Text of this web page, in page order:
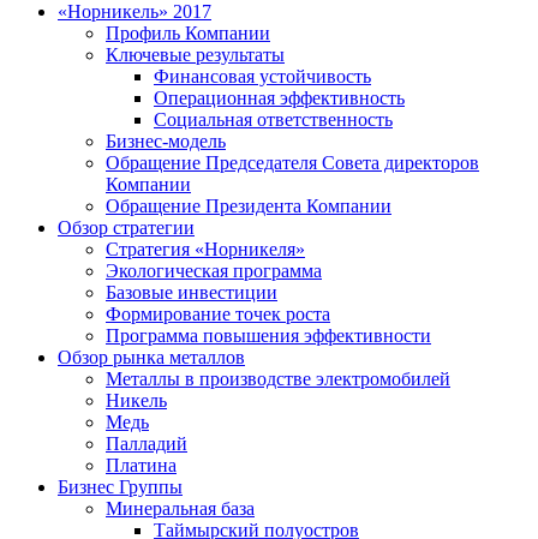
«Норникель» 2017
Профиль Компании
Ключевые результаты
Финансовая устойчивость
Операционная эффективность
Социальная ответственность
Бизнес-модель
Обращение Председателя Совета директоров
Компании
Обращение Президента Компании
Обзор стратегии
Стратегия «Норникеля»
Экологическая программа
Базовые инвестиции
Формирование точек роста
Программа повышения эффективности
Обзор рынка металлов
Металлы в производстве электромобилей
Никель
Медь
Палладий
Платина
Бизнес Группы
Минеральная база
Таймырский полуостров